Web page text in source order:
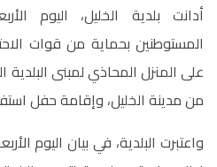
أدانت بلدية الخليل، اليوم
المستوطنين بحماية من قوات
على المنزل المحاذي لمبنى
من مدينة الخليل، وإقامة حفل
واعتبرت البلدية، في بيان اليوم